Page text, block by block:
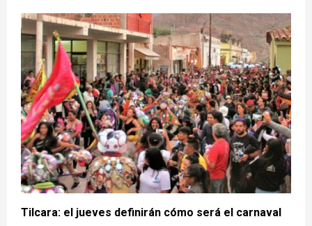
Tilcara: el jueves definirán cómo será el carnaval